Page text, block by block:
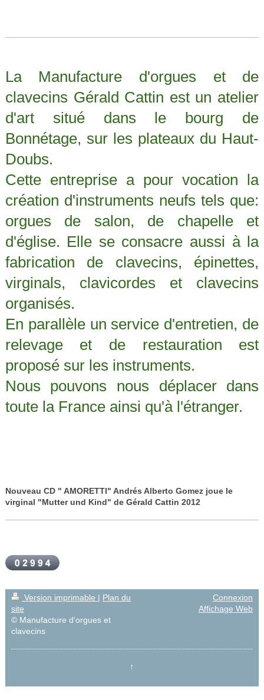
La Manufacture d'orgues et de
clavecins Gérald Cattin est un atelier
d'art situé dans le bourg de
Bonnétage, sur les plateaux du Haut-
Doubs.
Cette entreprise a pour vocation la
création d'instruments neufs tels que:
orgues de salon, de chapelle et
d'église. Elle se consacre aussi à la
fabrication de clavecins, épinettes,
virginals, clavicordes et clavecins
organisés.
En parallèle un service d'entretien, de
relevage et de restauration est
proposé sur les instruments.
Nous pouvons nous déplacer dans
toute la France ainsi qu'à l'étranger.
Nouveau CD " AMORETTI" Andrés Alberto Gomez joue le
virginal "Mutter und Kind" de Gérald Cattin 2012
Version imprimable | Plan du
site
© Manufacture d'orgues et
clavecins
Connexion
Affichage Web
↑